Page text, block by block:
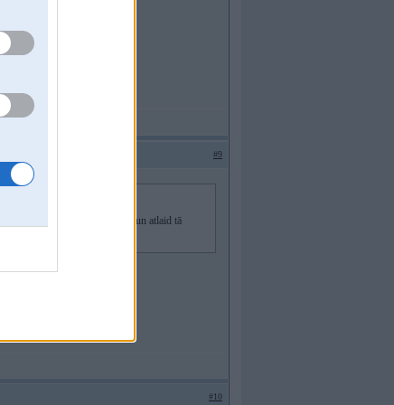
#9
pedāļa, tb kā iespied grīdā un atlaid tā
#10